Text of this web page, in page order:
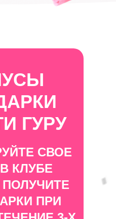
ГУРУ
СВОЕ
КЛУБЕ
ПРИ